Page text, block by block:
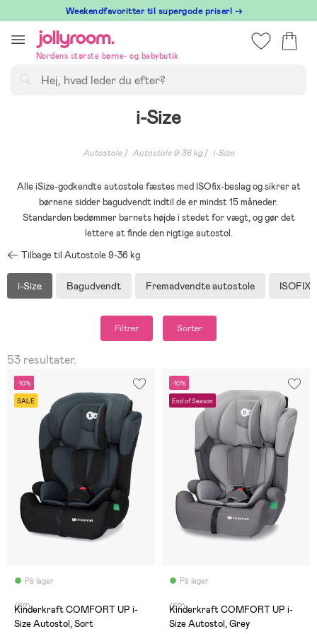
till
innehållet
⁠ Weekendfavoritter til supergode priser! →
Nordens største børne- og babybutik
i-Size
Autostole Autostole 9-36 kg i-Size
Alle iSize-godkendte autostole fæstes med ISOfix-beslag og sikrer at
børnene sidder bagudvendt indtil de er mindst 15 måneder.
Standarden bedømmer barnets højde i stedet for vægt, og gør det
lettere at finde den rigtige autostol.
Tilbage til Autostole 9-36 kg
i-Size Bagudvendt Fremadvendte autostole ISOFIX
Filtrer Sorter
53 resultater.
-10%
SALE
På lager
(62)
Kinderkraft COMFORT UP i-
Size Autostol, Sort
-10%
End of Season
På lager
(62)
Kinderkraft COMFORT UP i-
Size Autostol, Grey